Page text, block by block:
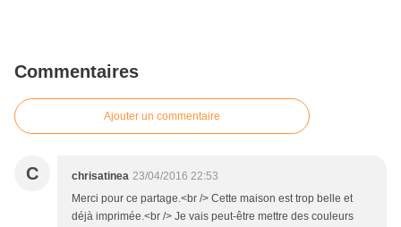
Commentaires
Ajouter un commentaire
C chrisatinea 23/04/2016 22:53
Merci pour ce partage.<br /> Cette maison est trop belle et
déjà imprimée.<br /> Je vais peut-être mettre des couleurs